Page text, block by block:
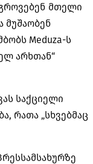
მთელი
მუშაობენ
Meduza-ს
არხთან“
საქციელი
რათა „სხვებმაც